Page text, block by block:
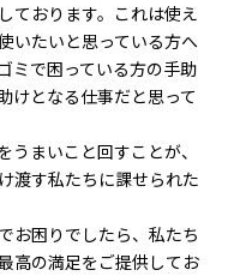
ております。これは使え
いたいと思っている方へ
ミで困っている方の手助
けとなる仕事だと思って
まいこと回すことが、
渡す私たちに課せられた
お困りでしたら、私たち
高の満足をご提供してお